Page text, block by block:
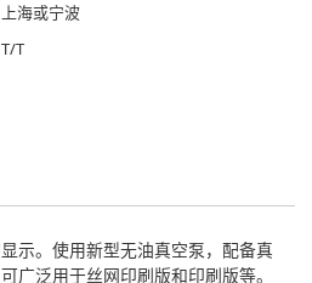
上海或宁波
T/T
示。使用新型无油真空泵，配备真
广泛用于丝网印刷版和印刷版等。